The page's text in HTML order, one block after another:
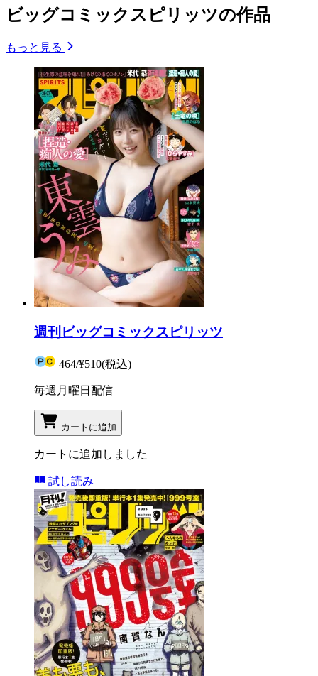
ビッグコミックスピリッツの作品
もっと見る
週刊ビッグコミックスピリッツ
464/¥510(税込)
毎週月曜日配信
カートに追加
カートに追加しました
試し読み